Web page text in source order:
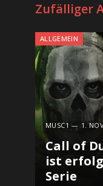
Zufälliger
ALLGEMEIN
MUSC1 1.
Call of
ist
Serie